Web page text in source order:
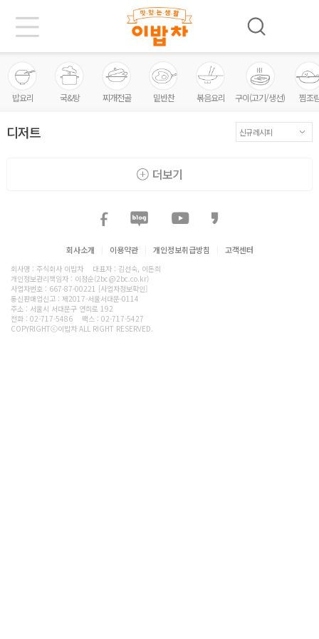
밥요리 국&탕 찌개전골 밑반찬 볶음요리 구이(고기/생선) 찜조
디저트
더보기
회사소개 이용약관 개인정보취급방침 고객센터
회사명 : 주식회사 이밥차
대표자 : 김선숙, 이돈희
개인정보관리책임자 : 이정순(2bc@2bc.co.kr)
사업자번호 : 667-87-00221 [사업자정보확인]
통신판매업신고 : 제2017-서울서대문-0114
주소 : 서울시 서대문구 연희로 192
전화 :02-717-5486
팩스 : 02-717-5427
COPYRIGHTⓒ이밥차 ALL RIGHT RESERVED.